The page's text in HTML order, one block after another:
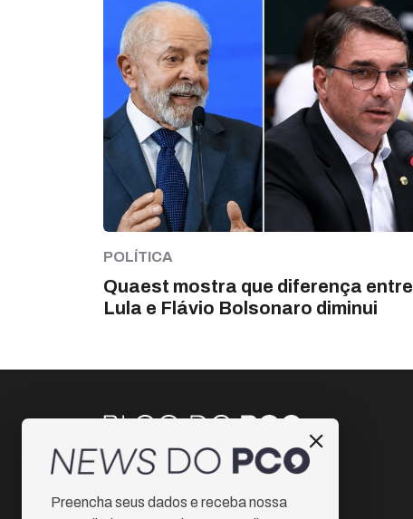
POLÍTICA
Quaest mostra que diferença entre
Lula e Flávio Bolsonaro diminui
Instagram
Facebook
Preencha seus dados e receba nossa